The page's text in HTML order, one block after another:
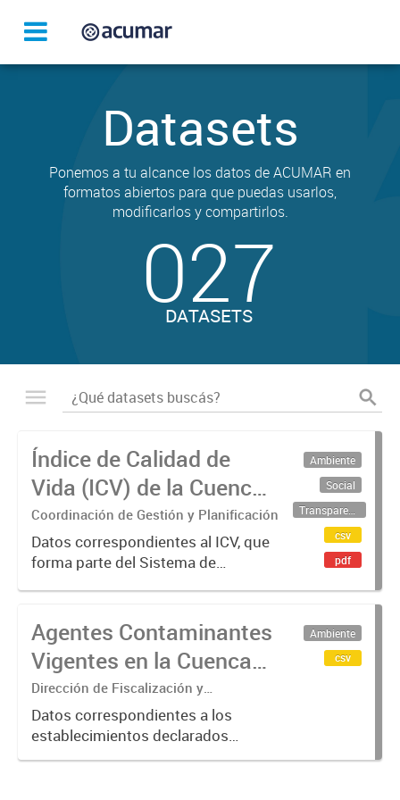
Datasets
Ponemos a tu alcance los datos de ACUMAR en
formatos abiertos para que puedas usarlos,
modificarlos y compartirlos.
027
DATASETS
Índice de Calidad de
Vida (ICV) de la Cuenca
Matanza Riachuelo -
Actualización 2025
Coordinación de Gestión y Planificación
Datos correspondientes al ICV, que
forma parte del Sistema de
Ambiente
Social
Transparencia
csv
pdf
Agentes Contaminantes
Vigentes en la Cuenca
Matanza Riachuelo
(2017-2023)
Dirección de Fiscalización y
Adecuación Ambiental
Datos correspondientes a los
establecimientos declarados
"Agentes Contaminantes" por
Ambiente
csv